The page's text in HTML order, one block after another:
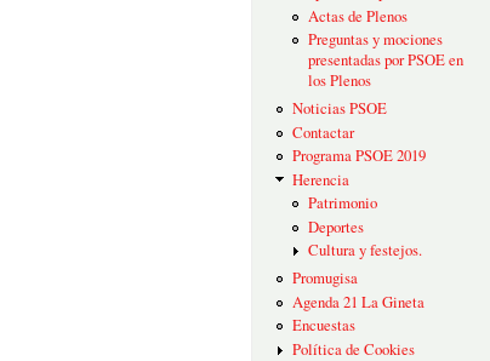
Actas de Plenos
Preguntas y mociones
presentadas por PSOE en
los Plenos
Noticias PSOE
Contactar
Programa PSOE 2019
Herencia
Patrimonio
Deportes
Cultura y festejos.
Promugisa
Agenda 21 La Gineta
Encuestas
Política de Cookies